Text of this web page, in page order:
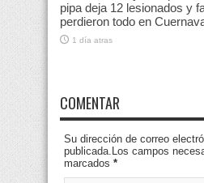
pipa deja 12 lesionados y
perdieron todo en
1 día atras
COMENTAR
Su dirección de correo
publicada.Los campos
marcados *